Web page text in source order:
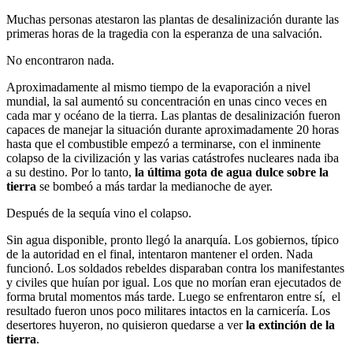
Muchas personas atestaron las plantas de desalinización durante las
primeras horas de la tragedia con la esperanza de una salvación.
No encontraron nada.
Aproximadamente al mismo tiempo de la evaporación a nivel
mundial, la sal aumentó su concentración en unas cinco veces en
cada mar y océano de la tierra. Las plantas de desalinización fueron
capaces de manejar la situación durante aproximadamente 20 horas
hasta que el combustible empezó a terminarse, con el inminente
colapso de la civilización y las varias catástrofes nucleares nada iba
a su destino. Por lo tanto, la última gota de agua dulce sobre la
tierra se bombeó a más tardar la medianoche de ayer.
Después de la sequía vino el colapso.
Sin agua disponible, pronto llegó la anarquía. Los gobiernos, típico
de la autoridad en el final, intentaron mantener el orden. Nada
funcionó. Los soldados rebeldes disparaban contra los manifestantes
y civiles que huían por igual. Los que no morían eran ejecutados de
forma brutal momentos más tarde. Luego se enfrentaron entre sí, el
resultado fueron unos poco militares intactos en la carnicería. Los
desertores huyeron, no quisieron quedarse a verla extinción de la
tierra.